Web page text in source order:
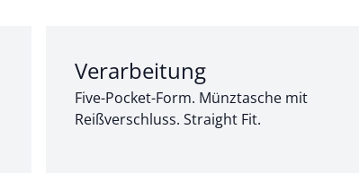
Abschnitt 2 von 3:
Verarbeitung
Five-Pocket-Form. Münztasche mit
Reißverschluss. Straight Fit.